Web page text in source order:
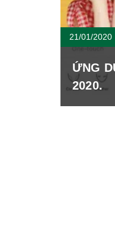
21/01/2020
ỨNG
2020.